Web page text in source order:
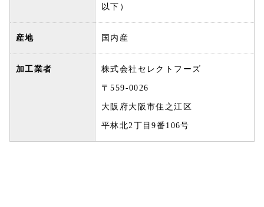
以下）
産地 国内産
加工業者 株式会社セレクトフーズ
〒559-0026
大阪府大阪市住之江区
平林北2丁目9番106号